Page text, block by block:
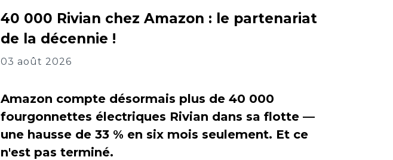
40 000 Rivian chez Amazon : le partenariat
de la décennie !
03 août 2026
Amazon compte désormais plus de 40 000
fourgonnettes électriques Rivian dans sa flotte —
une hausse de 33 % en six mois seulement. Et ce
n'est pas terminé.